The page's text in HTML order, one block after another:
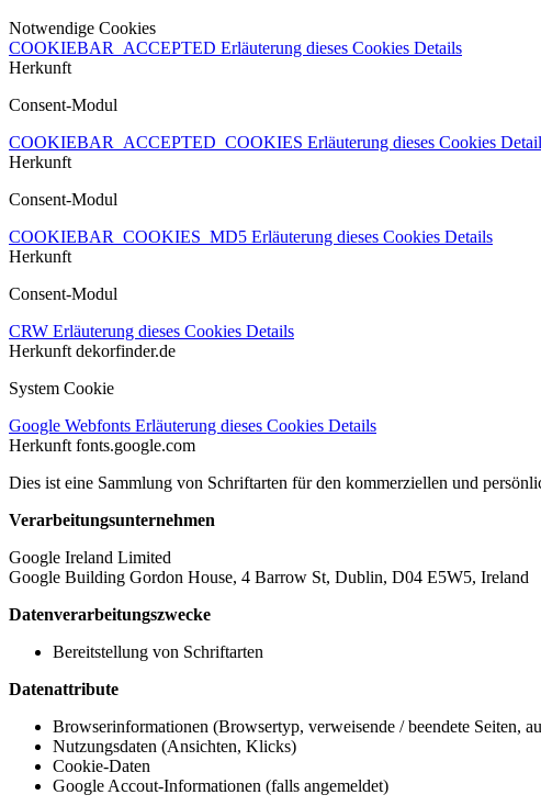
Notwendige Cookies
COOKIEBAR_ACCEPTED Erläuterung dieses Cookies Details
Herkunft
Consent-Modul
COOKIEBAR_ACCEPTED_COOKIES Erläuterung dieses Cookies
Herkunft
Consent-Modul
COOKIEBAR_COOKIES_MD5 Erläuterung dieses Cookies Details
Herkunft
Consent-Modul
CRW Erläuterung dieses Cookies Details
Herkunft dekorfinder.de
System Cookie
Google Webfonts Erläuterung dieses Cookies Details
Herkunft fonts.google.com
Dies ist eine Sammlung von Schriftarten für den kommerziellen und
Verarbeitungsunternehmen
Google Ireland Limited
Google Building Gordon House, 4 Barrow St, Dublin, D04 E5W5, Ireland
Datenverarbeitungszwecke
Bereitstellung von Schriftarten
Datenattribute
Browserinformationen (Browsertyp, verweisende / beendete Seiten,
Nutzungsdaten (Ansichten, Klicks)
Cookie-Daten
Google Accout-Informationen (falls angemeldet)